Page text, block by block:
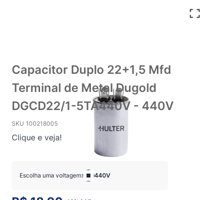
Capacitor Duplo 22+1,5 Mfd
Terminal de Metal Dugold
DGCD22/1-5TA440V - 440V
SKU 100218005
Clique e veja!
Escolha uma voltagem: 440V